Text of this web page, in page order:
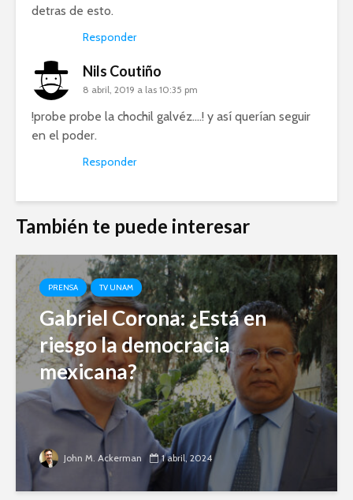
detras de esto.
Responder
Nils Coutiño
8 abril, 2019 a las 10:35 pm
!probe probe la chochil galvéz….! y así querían seguir
en el poder.
Responder
También te puede interesar
PRENSA TV UNAM
Gabriel Corona: ¿Está en
riesgo la democracia
mexicana?
John M. Ackerman 1 abril, 2024